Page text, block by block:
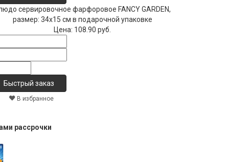
сервировочное фарфоровое FANCY GARDEN,
размер: 34x15 см в подарочной упаковке
Цена: 108.90 руб.
В избранное
рассрочки